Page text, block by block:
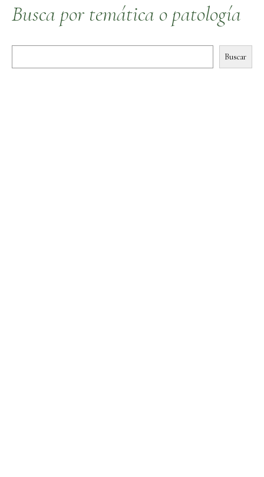
Busca por temática o patología
Buscar